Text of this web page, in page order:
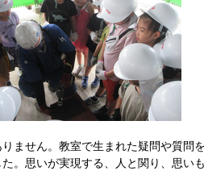
ません。教室で生まれた疑問や質問
。思いが実現する、人と関り、思い